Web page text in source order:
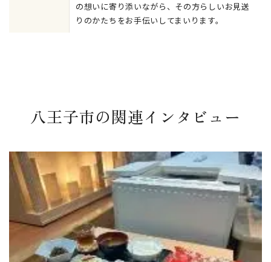
の想いに寄り添いながら、その方らしいお見送
りのかたちをお手伝いしてまいります。
八王子市の関連インタビュー